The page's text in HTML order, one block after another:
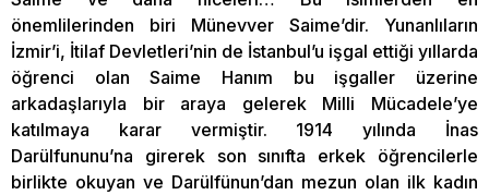
önemlilerinden biri Münevver Saime’dir. Yunanlıların
İzmir’i, İtilaf Devletleri’nin de İstanbul’u işgal ettiği yıllarda
öğrenci olan Saime Hanım bu işgaller üzerine
arkadaşlarıyla bir araya gelerek Milli Mücadele’ye
katılmaya karar vermiştir. 1914 yılında İnas
Darülfununu’na girerek son sınıfta erkek öğrencilerle
birlikte okuyan ve Darülfünun’dan mezun olan ilk kadın